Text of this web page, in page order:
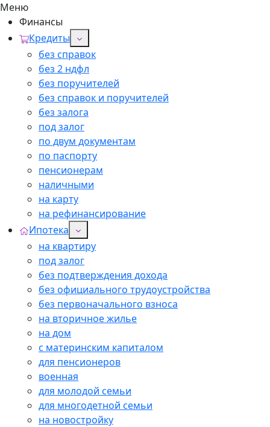
Меню
Финансы
Кредиты
без справок
без 2 ндфл
без поручителей
без справок и поручителей
без залога
под залог
по двум документам
по паспорту
пенсионерам
наличными
на карту
на рефинансирование
Ипотека
на квартиру
под залог
без подтверждения дохода
без официального трудоустройства
без первоначального взноса
на вторичное жилье
на дом
с материнским капиталом
для пенсионеров
военная
для молодой семьи
для многодетной семьи
на новостройку